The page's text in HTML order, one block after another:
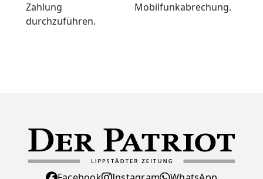
Zahlung
durchzuführen.
Mobilfunkabrechung.